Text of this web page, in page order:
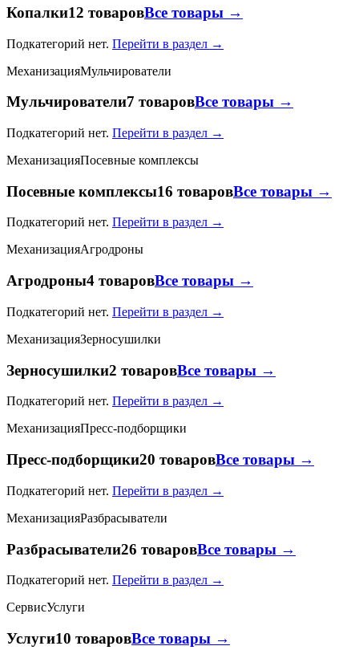
Копалки12 товаровВсе товары →
Подкатегорий нет. Перейти в раздел →
МеханизацияМульчирователи
Мульчирователи7 товаровВсе товары →
Подкатегорий нет. Перейти в раздел →
МеханизацияПосевные комплексы
Посевные комплексы16 товаровВсе товары →
Подкатегорий нет. Перейти в раздел →
МеханизацияАгродроны
Агродроны4 товаровВсе товары →
Подкатегорий нет. Перейти в раздел →
МеханизацияЗерносушилки
Зерносушилки2 товаровВсе товары →
Подкатегорий нет. Перейти в раздел →
МеханизацияПресс-подборщики
Пресс-подборщики20 товаровВсе товары →
Подкатегорий нет. Перейти в раздел →
МеханизацияРазбрасыватели
Разбрасыватели26 товаровВсе товары →
Подкатегорий нет. Перейти в раздел →
СервисУслуги
Услуги10 товаровВсе товары →